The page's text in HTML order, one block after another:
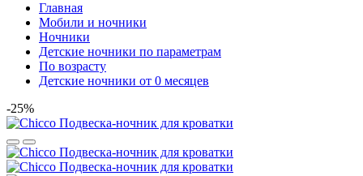
Главная
Мобили и ночники
Ночники
Детские ночники по параметрам
По возрасту
Детские ночники от 0 месяцев
-25%